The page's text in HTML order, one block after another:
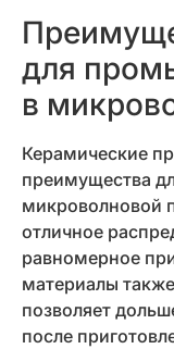
для
в
Керамические
преимущества
микроволновой
отличное
равномерное
материалы
позволяет
после